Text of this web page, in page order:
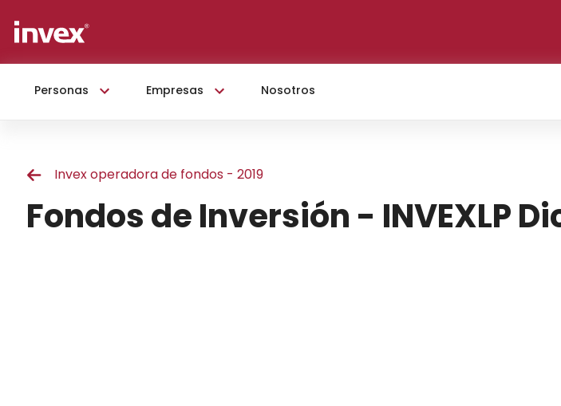
Personas Empresas Nosotros
Invex operadora de fondos - 2019
Fondos de Inversión - INVEXLP